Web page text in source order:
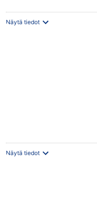
Näytä tiedot
Näytä tiedot